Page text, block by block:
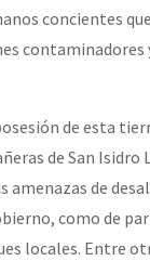
concientes
contaminadores
de esta
de San Isidro
amenazas de
como de
locales. Entre